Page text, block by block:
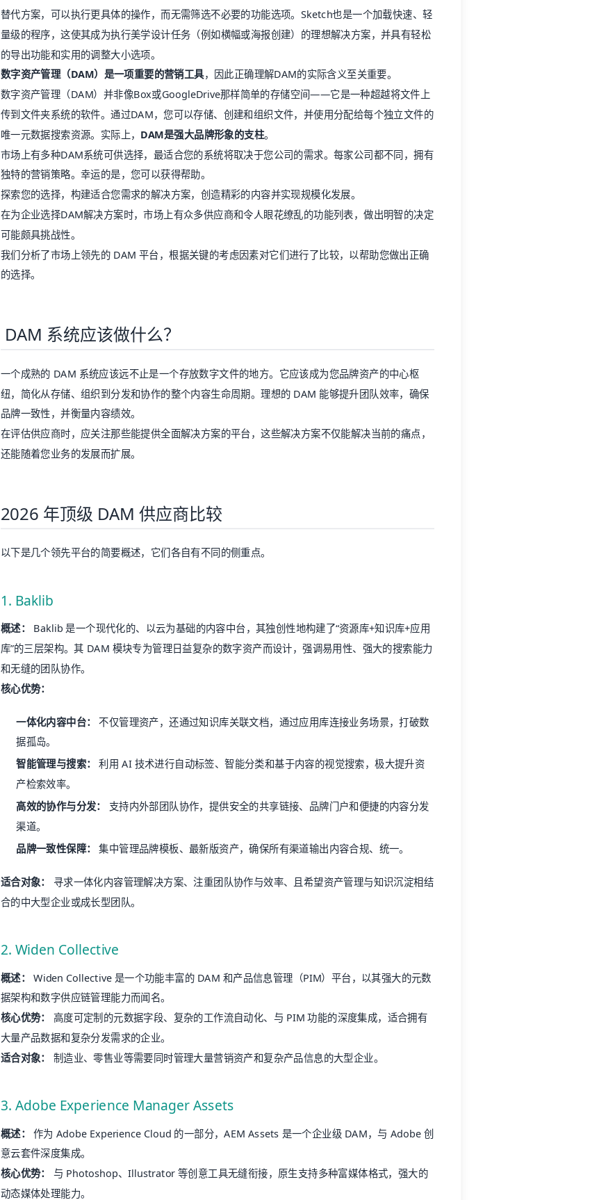
替代方案，可以执行更具体的操作，而无需筛选不必要的功能选项。Sketch也是一个加载快速、轻
量级的程序，这使其成为执行美学设计任务（例如横幅或海报创建）的理想解决方案，并具有轻松
的导出功能和实用的调整大小选项。
数字资产管理（DAM） 是一项重要的营销工具，因此正确理解DAM的实际含义至关重要。
数字资产管理（DAM） 并非像Box或GoogleDrive那样简单的存储空间——它是一种超越将文件上
传到文件夹系统的软件。通过DAM，您可以存储、创建和组织文件，并使用分配给每个独立文件的
唯一元数据搜索资源。实际上， DAM是强大品牌形象的支柱。
市场上有多种DAM系统可供选择，最适合您的系统将取决于您公司的需求。每家公司都不同，拥有
独特的营销策略。 幸运的是，您可以获得帮助。
探索您的选择，构建适合您需求的解决方案，创造精彩的内容并实现规模化发展。
在为企业选择DAM解决方案时，市场上有众多供应商和令人眼花缭乱的功能列表，做出明智的决定
可能颇具挑战性。
我们分析了市场上领先的 DAM 平台，根据关键的考虑因素对它们进行了比较，以帮助您做出正确
的选择。
DAM 系统应该做什么？
一个成熟的 DAM 系统应该远不止是一个存放数字文件的地方。它应该成为您品牌资产的中心枢
纽，简化从存储、组织到分发和协作的整个内容生命周期。理想的 DAM 能够提升团队效率，确保
品牌一致性，并衡量内容绩效。
在评估供应商时，应关注那些能提供全面解决方案的平台，这些解决方案不仅能解决当前的痛点，
还能随着您业务的发展而扩展。
2026 年顶级 DAM 供应商比较
以下是几个领先平台的简要概述，它们各自有不同的侧重点。
1. Baklib
概述： Baklib 是一个现代化的、以云为基础的内容中台 ，其独创性地构建了“资源库+知识库+应用
库”的三层架构。其 DAM 模块专为管理日益复杂的数字资产而设计，强调易用性、强大的搜索能力
和无缝的团队协作。
核心优势：
一体化内容中台： 不仅管理资产，还通过知识库关联文档，通过应用库连接业务场景，打破数
据孤岛。
智能管理与搜索：
利用 AI 技术进行自动标签、智能分类和基于内容的视觉搜索，极大提升资
产检索效率。
高效的协作与分发：
支持内外部团队协作，提供安全的共享链接、品牌门户和便捷的内容分发
渠道。
品牌一致性保障：
集中管理品牌模板、最新版资产，确保所有渠道输出内容合规、统一。
适合对象：
寻求一体化内容管理解决方案、注重团队协作与效率、且希望资产管理与知识沉淀相结
合的中大型企业或成长型团队。
2. Widen Collective
概述： Widen Collective 是一个功能丰富的 DAM 和产品信息管理（PIM）平台，以其强大的元数
据架构和数字供应链管理能力而闻名。
核心优势：
高度可定制的元数据字段、复杂的工作流自动化、与 PIM 功能的深度集成，适合拥有
大量产品数据和复杂分发需求的企业。
适合对象：
制造业、零售业等需要同时管理大量营销资产和复杂产品信息的大型企业。
3. Adobe Experience Manager Assets
概述： 作为 Adobe Experience Cloud 的一部分，AEM Assets 是一个企业级 DAM，与 Adobe 创
意云套件深度集成。
核心优势：
与 Photoshop、Illustrator 等创意工具无缝衔接，原生支持多种富媒体格式，强大的
动态媒体处理能力。